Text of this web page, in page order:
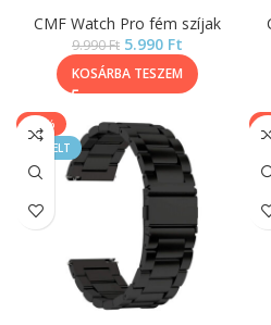
CMF Watch Pro fém szíjak
9.990Ft 5.990 Ft
KOSÁRBA TESZEM
-40%
KIEMELT